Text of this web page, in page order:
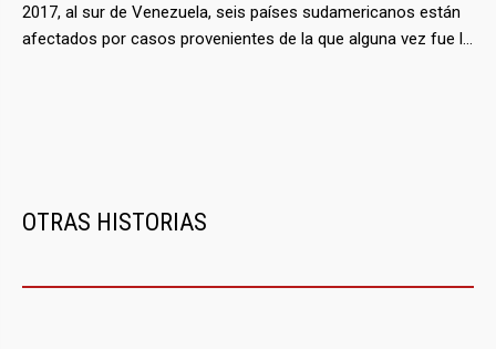
antes de su final arribo a Venezuela. La carga estaba valorada
en 500 mil dólares pero la revolución bolivariana decidió pagar
2017, al sur de Venezuela, seis países sudamericanos están
afectados por casos provenientes de la que alguna vez fue la
OTRAS HISTORIAS